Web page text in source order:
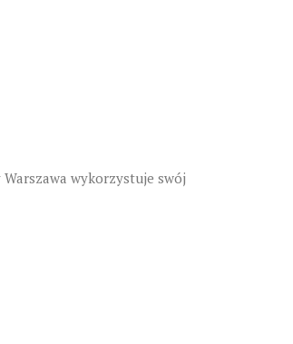
wykorzystuje swój